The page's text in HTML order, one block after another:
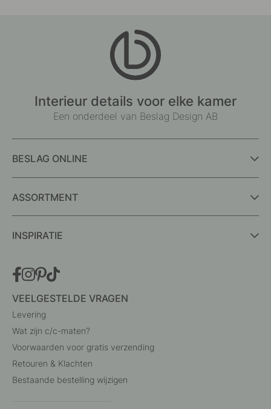
Interieur details voor elke kamer
Een onderdeel van Beslag Design AB
BESLAG ONLINE
ASSORTMENT
INSPIRATIE
VEELGESTELDE VRAGEN
Levering
Wat zijn c/c-maten?
Voorwaarden voor gratis verzending
Retouren & Klachten
Bestaande bestelling wijzigen